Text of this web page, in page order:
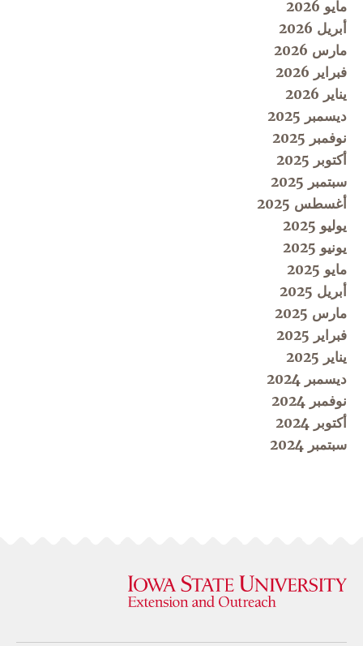
مايو 2026
أبريل 2026
مارس 2026
فبراير 2026
يناير 2026
ديسمبر 2025
نوفمبر 2025
أكتوبر 2025
سبتمبر 2025
أغسطس 2025
يوليو 2025
يونيو 2025
مايو 2025
أبريل 2025
مارس 2025
فبراير 2025
يناير 2025
ديسمبر 2024
نوفمبر 2024
أكتوبر 2024
سبتمبر 2024